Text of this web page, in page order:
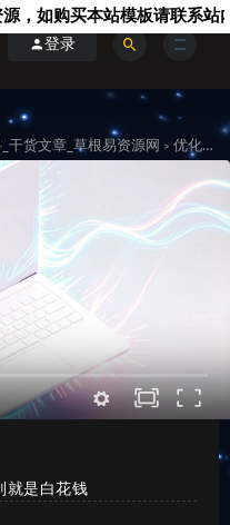
购买本站模板请联系站内客
登录
干货文章_草根易资源网 > 优化运维
就是白花钱